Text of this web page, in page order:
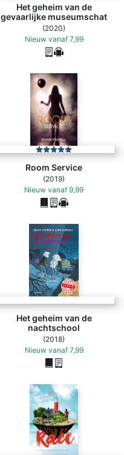
Het geheim van de
gevaarlijke museumschat
(2020)
Nieuw vanaf 7,99
Room Service
(2019)
Nieuw vanaf 9,99
Het geheim van de
nachtschool
(2018)
Nieuw vanaf 7,99